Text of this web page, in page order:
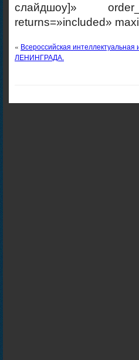
слайдшоу]»
returns=»included»
« Всероссийская
ЛЕНИНГРАДА.